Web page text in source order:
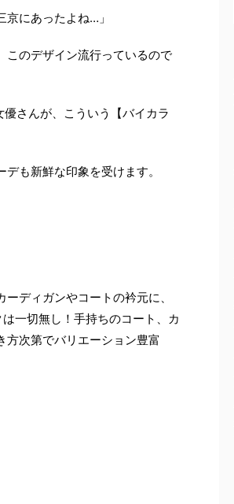
にあったよね…」
このデザイン流行っているので
さんが、こういう【バイカラ
も新鮮な印象を受けます。
ディガンやコートの衿元に、
一切無し！手持ちのコート、カ
方次第でバリエーション豊富